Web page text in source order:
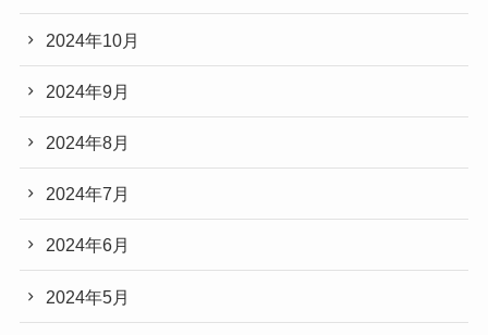
2024年10月
2024年9月
2024年8月
2024年7月
2024年6月
2024年5月